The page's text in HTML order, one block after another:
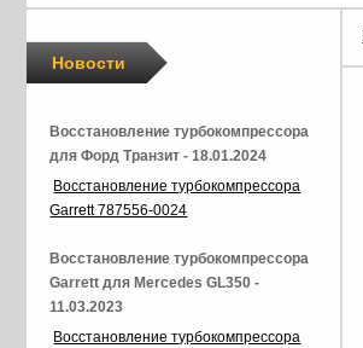
Новости
Восстановление турбокомпрессора
для Форд Транзит - 18.01.2024
Восстановление турбокомпрессора
Garrett 787556-0024
Восстановление турбокомпрессора
Garrett для Mercedes GL350 -
11.03.2023
Восстановление турбокомпрессора